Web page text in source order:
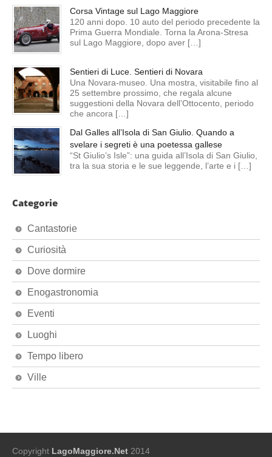
Corsa Vintage sul Lago Maggiore
120 anni dopo. 10 auto del periodo precedente la
Prima Guerra Mondiale. Torna la Arona-Stresa
sul Lago Maggiore, dopo aver […]
Sentieri di Luce. Sentieri di Novara
Una Novara-museo. Una mostra, visitabile fino al
25 settembre prossimo, che regala alcune
suggestioni della Novara dell’Ottocento, periodo
che ancora […]
Dal Galles all’Isola di San Giulio. Quando a
svelare i segreti è una poetessa gallese
“St Giulio’s Isle”: una guida all’Isola di San Giulio,
tra la sua storia e le sue leggende, l’arte e i […]
Categorie
Cantastorie
Curiosità
Dove dormire
Enogastronomia
Eventi
Luoghi
Tempo libero
Ville
Copyright LagoMaggiore.Net 2014